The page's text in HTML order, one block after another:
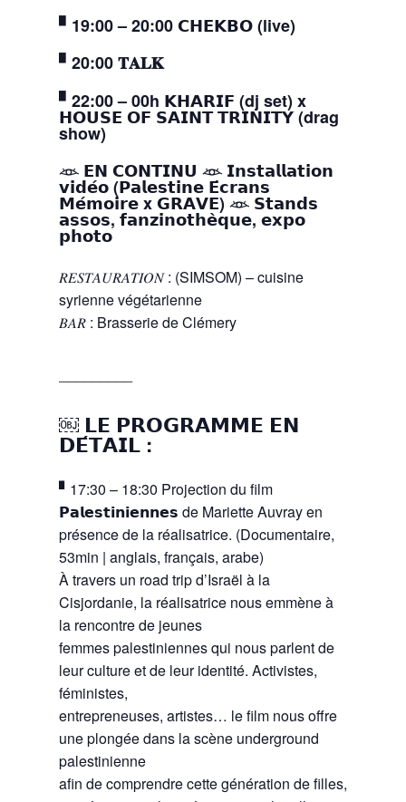
▘19:00 – 20:00 𝗖𝗛𝗘𝗞𝗕𝗢 (live)
▘20:00 𝐓𝐀𝐋𝐊
▘22:00 – 00h 𝗞𝗛𝗔𝗥𝗜𝗙 (dj set) x
𝗛𝗢𝗨𝗦𝗘 𝗢𝗙 𝗦𝗔𝗜𝗡𝗧 𝗧𝗥𝗜𝗡𝗜𝗧𝗬 (drag
show)
𓁺 𝗘𝗡 𝗖𝗢𝗡𝗧𝗜𝗡𝗨 𓁺 𝗜𝗻𝘀𝘁𝗮𝗹𝗹𝗮𝘁𝗶𝗼𝗻
𝘃𝗶𝗱𝗲́𝗼 (𝗣𝗮𝗹𝗲𝘀𝘁𝗶𝗻𝗲 𝗘́𝗰𝗿𝗮𝗻𝘀
𝗠𝗲́𝗺𝗼𝗶𝗿𝗲 x 𝗚𝗥𝗔𝗩𝗘) 𓁺 𝗦𝘁𝗮𝗻𝗱𝘀
𝗮𝘀𝘀𝗼𝘀, 𝗳𝗮𝗻𝘇𝗶𝗻𝗼𝘁𝗵𝗲̀𝗾𝘂𝗲, 𝗲𝘅𝗽𝗼
𝗽𝗵𝗼𝘁𝗼
𝑅𝐸𝑆𝑇𝐴𝑈𝑅𝐴𝑇𝐼𝑂𝑁 : (SIMSOM) – cuisine
syrienne végétarienne
𝐵𝐴𝑅 : Brasserie de Clémery
￼ 𝗟𝗘 𝗣𝗥𝗢𝗚𝗥𝗔𝗠𝗠𝗘 𝗘𝗡
𝗗𝗘́𝗧𝗔𝗜𝗟 :
▘17:30 – 18:30 Projection du film
𝗣𝗮𝗹𝗲𝘀𝘁𝗶𝗻𝗶𝗲𝗻𝗻𝗲𝘀 de Mariette Auvray en
présence de la réalisatrice. (Documentaire,
53min | anglais, français, arabe)
À travers un road trip d’Israël à la
Cisjordanie, la réalisatrice nous emmène à
la rencontre de jeunes
femmes palestiniennes qui nous parlent de
leur culture et de leur identité. Activistes,
féministes,
entrepreneuses, artistes… le film nous offre
une plongée dans la scène underground
palestinienne
afin de comprendre cette génération de filles,